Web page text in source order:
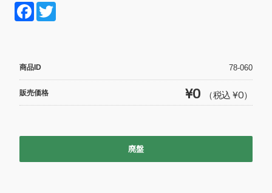
F
e
b
o
商品ID 78-060
販売価格 ¥0 （税込 ¥0）
廃盤